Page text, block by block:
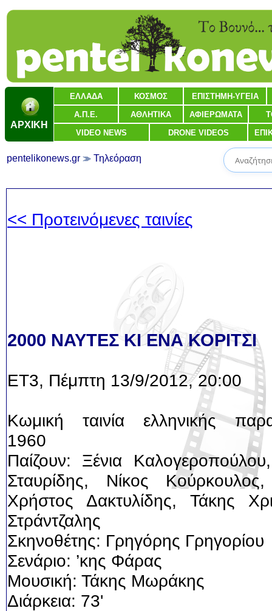
ΑΡΧΙΚΗ
ΕΛΛΑΔΑ ΚΟΣΜΟΣ ΕΠΙΣΤΗΜΗ-ΥΓΕΙΑ
Α.Π.Ε. ΑΘΛΗΤΙΚΑ ΑΦΙΕΡΩΜΑΤΑ
VIDEO NEWS DRONE VIDEOS
pentelikonews.gr Τηλεόραση
<< Προτεινόμενες ταινίες
2000 ΝΑΥΤΕΣ ΚΙ ΕΝΑ ΚΟΡΙΤΣΙ
ΕΤ3, Πέμπτη 13/9/2012, 20:00
Κωμική ταινία ελληνικής
1960
Παίζουν: Ξένια
Σταυρίδης, Νίκος
Χρήστος Δακτυλίδης, Τάκης
Στράντζαλης
Σκηνοθέτης: Γρηγόρης Γρηγορίου
Σενάριο: ’κης Φάρας
Μουσική: Τάκης Μωράκης
Διάρκεια: 73'